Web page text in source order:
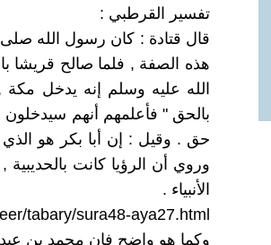
تفسير القرطبي :
قال قتادة : كان رسول الله
هذه الصفة , فلما صالح قريشا
الله عليه وسلم إنه يدخل مكة
بالحق " فأعلمهم أنهم
حق . وقيل : إن أبا بكر هو
وروي أن الرؤيا كانت بالحديبية
الأنبياء .
tabary/sura48-aya27.html